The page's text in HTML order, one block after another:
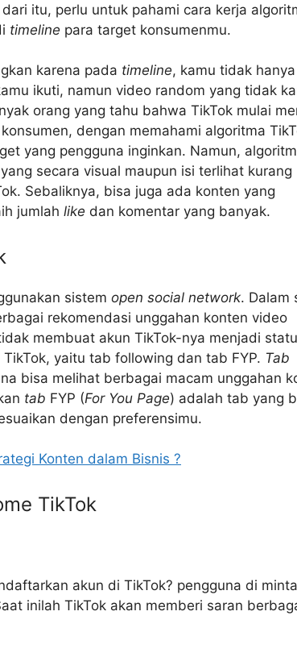
itu, perlu untuk pahami cara kerja
timeline para target konsumenmu.
karena pada timeline, kamu tidak
ikuti, namun video random yang tidak
orang yang tahu bahwa TikTok mulai
dengan memahami algoritma
yang pengguna inginkan. Namun,
secara visual maupun isi terlihat kurang
Sebaliknya, bisa juga ada konten yang
jumlah like dan komentar yang banyak.
sistem open social network. Dalam
rekomendasi unggahan konten video
membuat akun TikTok-nya menjadi
yaitu tab following dan tab FYP. Tab
bisa melihat berbagai macam unggahan
tab FYP (For You Page) adalah tab yang
dengan preferensimu.
Konten dalam Bisnis ?
TikTok
akun di TikTok? pengguna di
inilah TikTok akan memberi saran